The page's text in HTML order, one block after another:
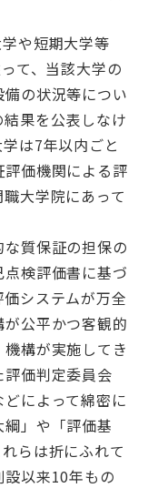
や短期大学等
て、当該大学の
の状況等につい
果を公表しなけ
は7年以内ごと
価機関による評
大学院にあって
質保証の担保の
検評価書に基づ
システムが万全
公平かつ客観的
構が実施してき
価判定委員会
によって綿密に
」や「評価基
らは折にふれて
以来10年もの